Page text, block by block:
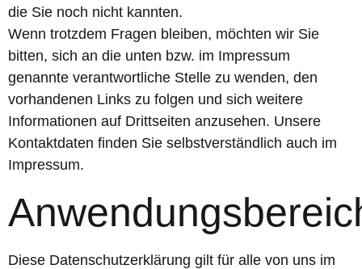
die Sie noch nicht kannten.
Wenn trotzdem Fragen bleiben, möchten wir Sie
bitten, sich an die unten bzw. im Impressum
genannte verantwortliche Stelle zu wenden, den
vorhandenen Links zu folgen und sich weitere
Informationen auf Drittseiten anzusehen. Unsere
Kontaktdaten finden Sie selbstverständlich auch im
Impressum.
Diese Datenschutzerklärung gilt für alle von uns im